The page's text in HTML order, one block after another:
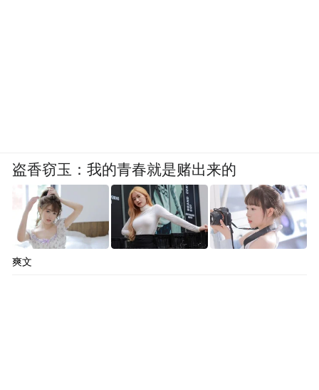
盗香窃玉：我的青春就是赌出来的
爽文